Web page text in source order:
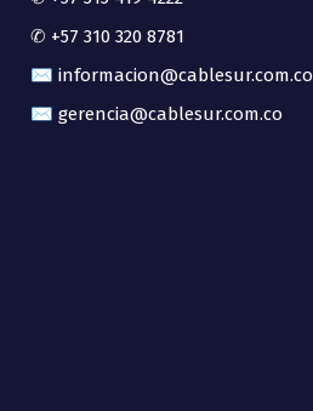
✆ +57 310 320 8781
✉ informacion@cablesur.com.co
✉ gerencia@cablesur.com.co